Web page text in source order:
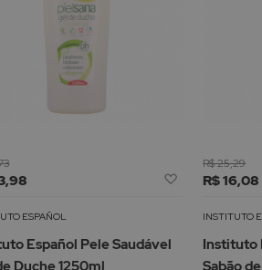
Adicionar
Lista
Desejos
ESPAÑOL
Español Pele Saudável
Duche 1250ml
R$ 16,08
R$ 25,29
INSTITUTO
Instituto
Sabão